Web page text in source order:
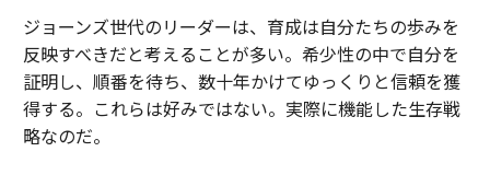
ジョーンズ世代のリーダーは、育成は自分たちの歩みを
反映すべきだと考えることが多い。希少性の中で自分を
証明し、順番を待ち、数十年かけてゆっくりと信頼を獲
得する。これらは好みではない。実際に機能した生存戦
略なのだ。